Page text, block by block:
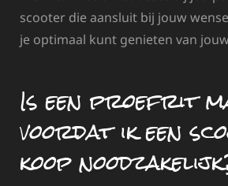
scooter die aansluit bij jouw
je optimaal kunt genieten van
Is een proefrit
voordat ik een
koop